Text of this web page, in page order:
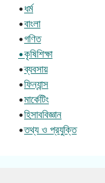
•ধর্ম
•বাংলা
•গণিত
•কৃষিশিক্ষা
•ব্যবসায়
•ফিন্যান্স
•মার্কেটিং
•হিসাববিজ্ঞান
•তথ্য ও প্রযুক্তি